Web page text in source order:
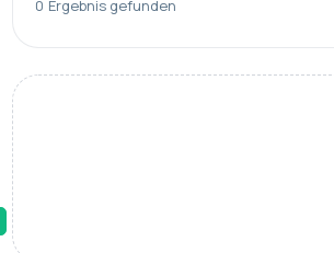
0 Ergebnis gefunden